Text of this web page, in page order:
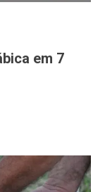
em 7